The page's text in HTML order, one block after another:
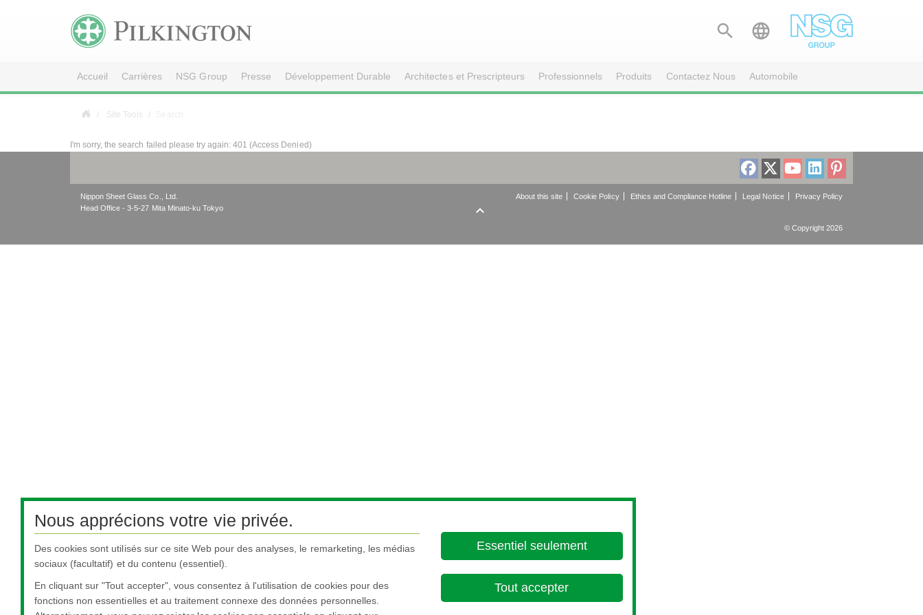
 
Accueil Carrières NSG Group Presse Développement Durable Architectes et Prescripteurs Professionnels Produits Contactez Nous Automobile
Site Tools
I'm sorry, the search failed please try again: 401 (Access Denied)
Nippon Sheet Glass Co., Ltd.
Head Office - 3-5-27 Mita Minato-ku Tokyo
About this site Cookie Policy Ethics and Compliance Hotline Legal Notice Privacy Policy

© Copyright 2026
Nous apprécions votre vie privée.
Des cookies sont utilisés sur ce site Web pour des analyses, le remarketing, les médias
sociaux (facultatif) et du contenu (essentiel).
En cliquant sur "Tout accepter", vous consentez à l'utilisation de cookies pour des
fonctions non essentielles et au traitement connexe des données personnelles.
Essentiel seulement
Tout accepter